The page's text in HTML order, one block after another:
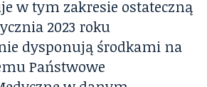
w tym zakresie ostateczną
2023 roku
dysponują środkami na
Państwowe